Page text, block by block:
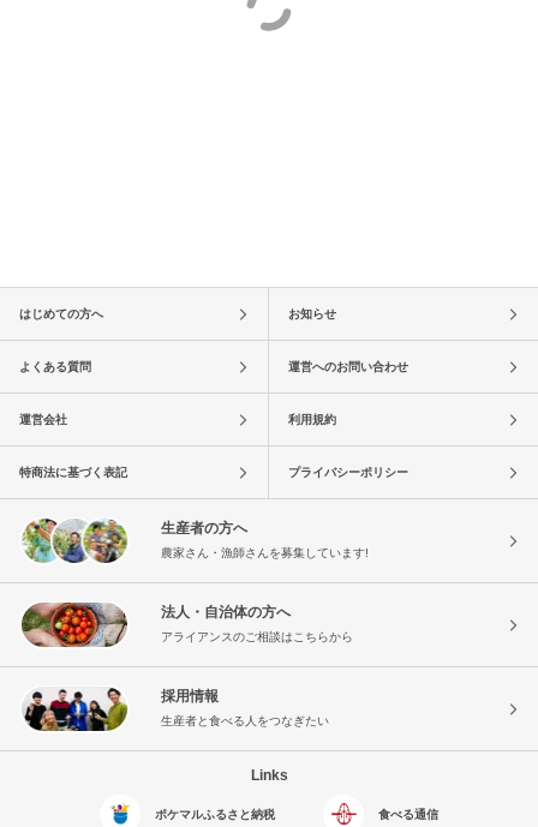
はじめての方へ お知らせ
よくある質問 運営へのお問い合わせ
運営会社 利用規約
特商法に基づく表記 プライバシーポリシー
生産者の方へ
農家さん・漁師さんを募集しています!
法人・自治体の方へ
アライアンスのご相談はこちらから
採用情報
生産者と食べる人をつなぎたい
Links
ポケマルふるさと納税 食べる通信